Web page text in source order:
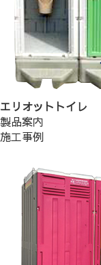
エリオットトイレ
製品案内
施工事例